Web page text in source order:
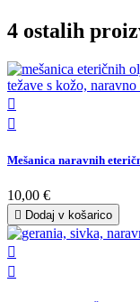
4 ostalih


Mešanica naravnih
10,00 €
 Dodaj v košarico

